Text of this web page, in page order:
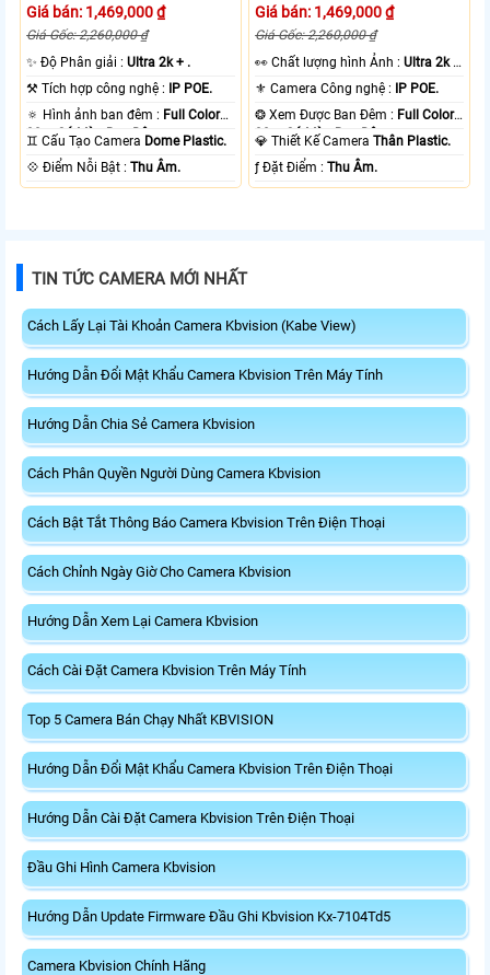
Giá bán: 1,469,000 ₫
Giá Gốc: 2,260,000 ₫
✨ Độ Phân giải :Ultra 2k + .
⚒ Tích hợp công nghệ :
IP POE.
🔅 Hình ảnh ban đêm : Full Color
30m Có Màu Ban Ðêm.
♊ Cấu Tạo Camera Dome Plastic.
️💠 Điểm Nỗi Bật :Thu Âm.
Giá bán: 1,469,000 ₫
Giá Gốc: 2,260,000 ₫
️👀 Chất lượng hình Ảnh :Ultra 2k +
⚜️ Camera Công nghệ :
IP POE.
❂ Xem Được Ban Đêm : Full Color
30m Có Màu Ban Ðêm.
💎 Thiết Kế CameraThân Plastic.
️ƒ Đặt Điểm :Thu Âm.
TIN TỨC CAMERA MỚI NHẤT
Cách Lấy Lại Tài Khoản Camera Kbvision (Kabe View)
Hướng Dẫn Đổi Mật Khẩu Camera Kbvision Trên Máy Tính
Hướng Dẫn Chia Sẻ Camera Kbvision
Cách Phân Quyền Người Dùng Camera Kbvision
Cách Bật Tắt Thông Báo Camera Kbvision Trên Điện Thoại
Cách Chỉnh Ngày Giờ Cho Camera Kbvision
Hướng Dẫn Xem Lại Camera Kbvision
Cách Cài Đặt Camera Kbvision Trên Máy Tính
Top 5 Camera Bán Chạy Nhất KBVISION
Hướng Dẫn Đổi Mật Khẩu Camera Kbvision Trên Điện Thoại
Hướng Dẫn Cài Đặt Camera Kbvision Trên Điện Thoại
Đầu Ghi Hình Camera Kbvision
Hướng Dẫn Update Firmware Đầu Ghi Kbvision Kx-7104Td5
Camera Kbvision Chính Hãng